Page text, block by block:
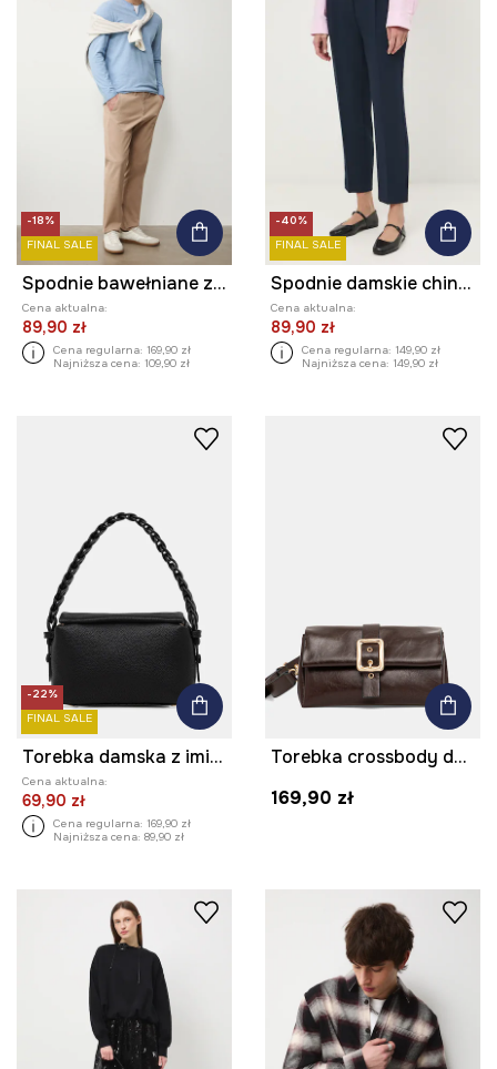
-18%
FINAL SALE
Spodnie bawełniane z elastanem gładkie
Cena aktualna:
89,90 zł
Cena regularna: 169,90 zł
Najniższa cena: 109,90 zł
-40%
FINAL SALE
Spodnie damskie chino z paskiem gładkie
Cena aktualna:
89,90 zł
Cena regularna: 149,90 zł
Najniższa cena: 149,90 zł
-22%
FINAL SALE
Torebka damska z imitacji skóry
Cena aktualna:
69,90 zł
Cena regularna: 169,90 zł
Najniższa cena: 89,90 zł
Torebka crossbody damska z klamrą
169,90 zł